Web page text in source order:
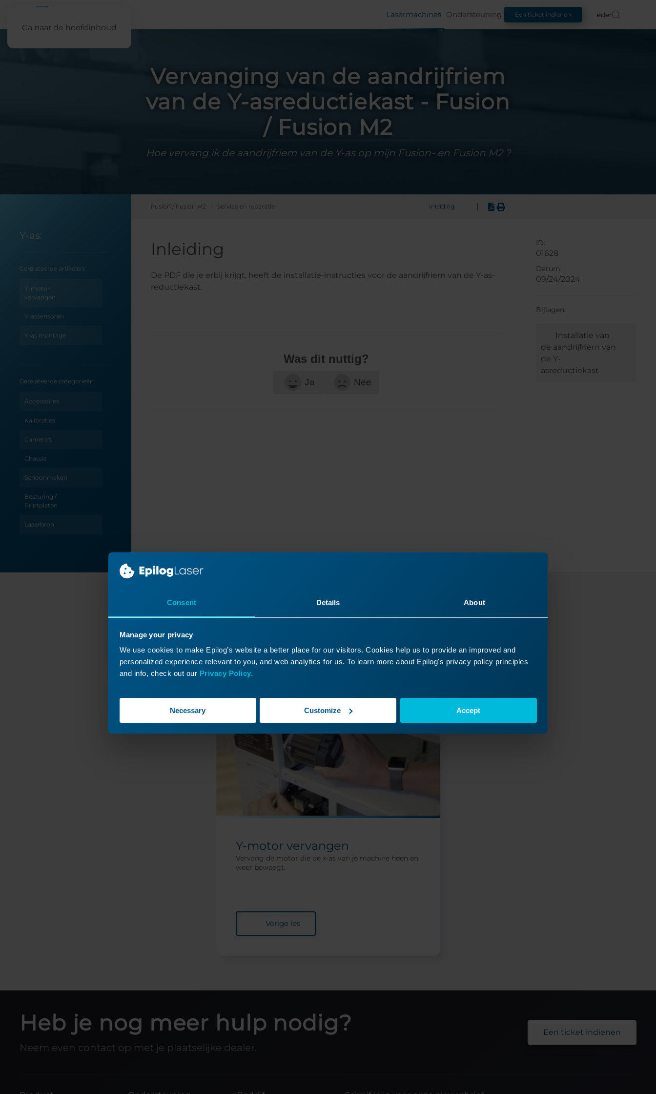
Consent Details About
Manage your privacy
We use cookies to make Epilog’s website a better place for our visitors. Cookies help us to provide an improved and
personalized experience relevant to you, and web analytics for us. To learn more about Epilog's privacy policy principles
and info, check out our Privacy Policy.
Necessary Customize Accept
Ga naar de hoofdinhoud
Lasermachines Ondersteuning Een ticket indienen Nederlands
Vervanging van de aandrijfriem
van de Y-asreductiekast - Fusion
/ Fusion M2
Hoe vervang ik de aandrijfriem van de Y-as op mijn Fusion- en Fusion M2 ?
Y-as:
Gerelateerde artikelen:
Y-motor
vervangen
Y-assensoren
Y-as montage
Gerelateerde categorieën:
Accessoires
Kalibraties
Camera's
Chassis
Schoonmaken
Besturing /
Printplaten
Laserbron
Elektriciteit
Fusion / Fusion M2 Service en reparatie Inleiding
Inleiding
De PDF die je erbij krijgt, heeft de installatie-instructies voor de aandrijfriem van de Y-as-
reductiekast.
Was dit nuttig?
Ja Nee
ID:
01628
Datum:
09/24/2024
Bijlagen:
Installatie van
de aandrijfriem van
de Y-
asreductiekast
Ga verder met je laseravontuur
daarna komt!
Y-motor vervangen
Vervang de motor die de x-as van je machine heen en
weer beweegt.
Vorige les
Heb je nog meer hulp nodig?
Neem even contact op met je plaatselijke dealer.
Een ticket indienen